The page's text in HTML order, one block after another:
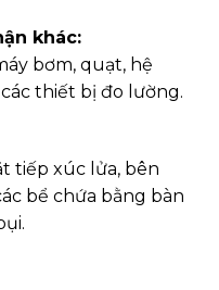
khác:
bơm, quạt, hệ
thiết bị đo lường.
tiếp xúc lửa, bên
bể chứa bằng bàn